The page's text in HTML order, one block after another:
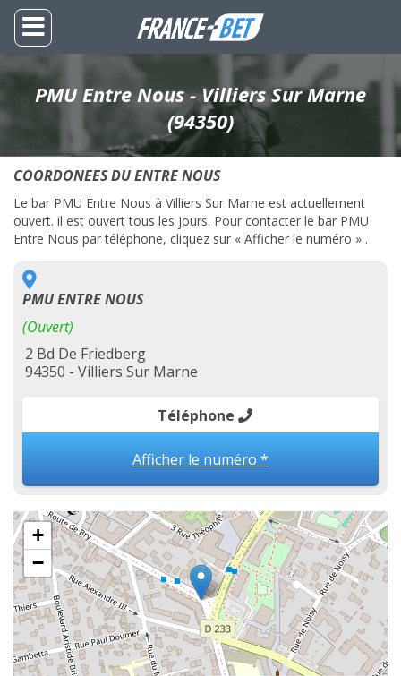
PMU Entre Nous - Villiers Sur Marne
(94350)
COORDONEES DU ENTRE NOUS
Le bar PMU Entre Nous à Villiers Sur Marne est actuellement
ouvert. il est ouvert tous les jours. Pour contacter le bar PMU
Entre Nous par téléphone, cliquez sur « Afficher le numéro » .
PMU ENTRE NOUS
(Ouvert)
2 Bd De Friedberg
94350 - Villiers Sur Marne
Téléphone
Afficher le numéro *
+
−